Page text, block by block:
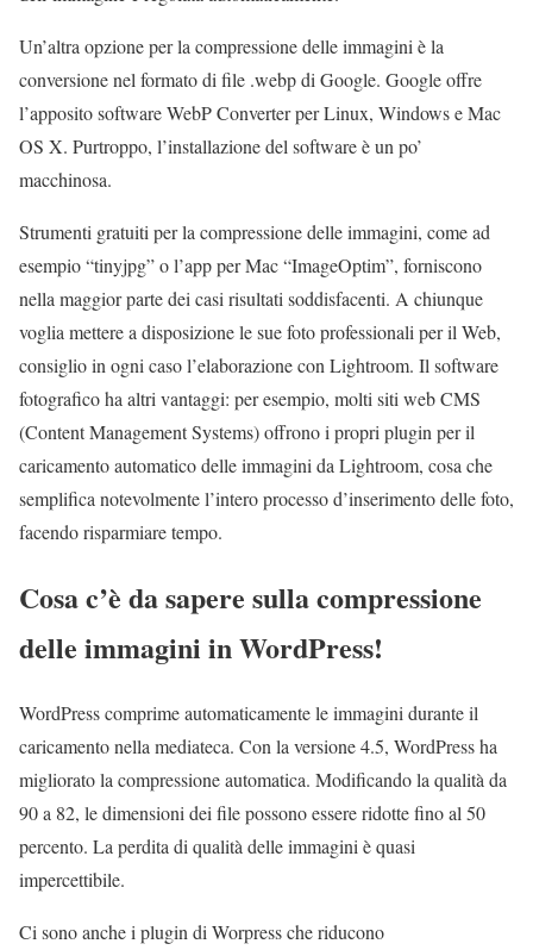
Un’altra opzione per la compressione delle immagini è la
conversione nel formato di file .webp di Google. Google offre
l’apposito software WebP Converter per Linux, Windows e Mac
OS X. Purtroppo, l’installazione del software è un po’
macchinosa.
Strumenti gratuiti per la compressione delle immagini, come ad
esempio “tinyjpg” o l’app per Mac “ImageOptim”, forniscono
nella maggior parte dei casi risultati soddisfacenti. A chiunque
voglia mettere a disposizione le sue foto professionali per il Web,
consiglio in ogni caso l’elaborazione con Lightroom. Il software
fotografico ha altri vantaggi: per esempio, molti siti web CMS
(Content Management Systems) offrono i propri plugin per il
caricamento automatico delle immagini da Lightroom, cosa che
semplifica notevolmente l’intero processo d’inserimento delle foto,
facendo risparmiare tempo.
Cosa c’è da sapere sulla compressione
delle immagini in WordPress!
WordPress comprime automaticamente le immagini durante il
caricamento nella mediateca. Con la versione 4.5, WordPress ha
migliorato la compressione automatica. Modificando la qualità da
90 a 82, le dimensioni dei file possono essere ridotte fino al 50
percento. La perdita di qualità delle immagini è quasi
impercettibile.
Ci sono anche i plugin di Worpress che riducono